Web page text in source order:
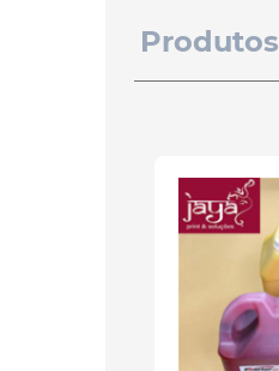
Produtos